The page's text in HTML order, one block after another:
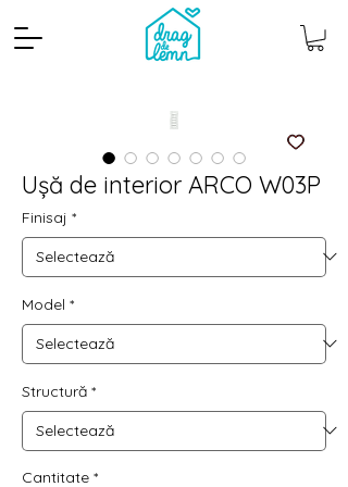
Cantitate mp
Ușă de interior ARCO W03P
Finisaj *
Model *
Structură *
Cantitate *